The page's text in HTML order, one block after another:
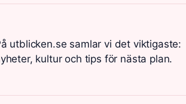
utblicken.se samlar vi det viktigaste:
kultur och tips för nästa plan.